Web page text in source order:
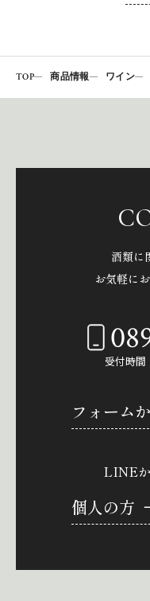
TOP 商品情報 ワイン
酒類に
お気軽に
受付時間
フォーム
LINE
個人の方